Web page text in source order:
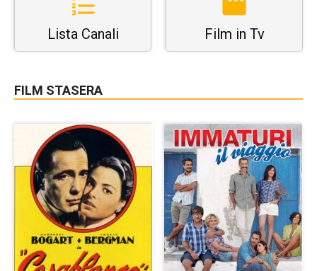
Lista Canali Film in Tv
FILM STASERA